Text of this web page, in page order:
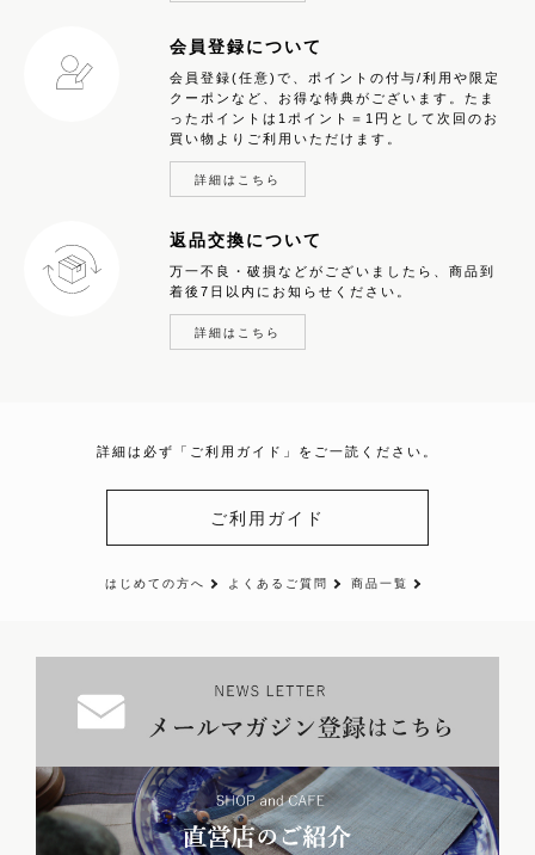
会員登録について
会員登録(任意)で、ポイントの付与/利用や限定
クーポンなど、お得な特典がございます。たま
ったポイントは1ポイント＝1円として次回のお
買い物よりご利用いただけます。
詳細はこちら
返品交換について
万一不良・破損などがございましたら、商品到
着後7日以内にお知らせください。
詳細はこちら
詳細は必ず「ご利用ガイド」をご一読ください。
ご利用ガイド
はじめての方へ よくあるご質問 商品一覧